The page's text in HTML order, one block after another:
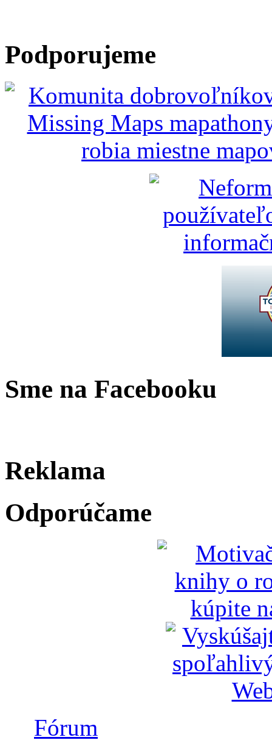
Podporujeme
Sme na Facebooku
Reklama
Odporúčame
Fórum